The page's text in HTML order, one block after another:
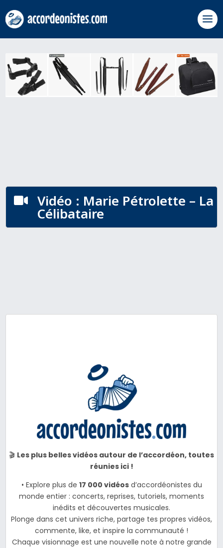
 Vidéo : Marie Pétrolette – La
Célibataire
🎬 Les plus belles vidéos autour de l’accordéon, toutes
réunies ici !
• Explore plus de 17 000 vidéosd’accordéonistes du
monde entier : concerts, reprises, tutoriels, moments
inédits et découvertes musicales.
Plonge dans cet univers riche, partage tes propres vidéos,
commente, like, et inspire la communauté !
Chaque visionnage est une nouvelle note à notre grande